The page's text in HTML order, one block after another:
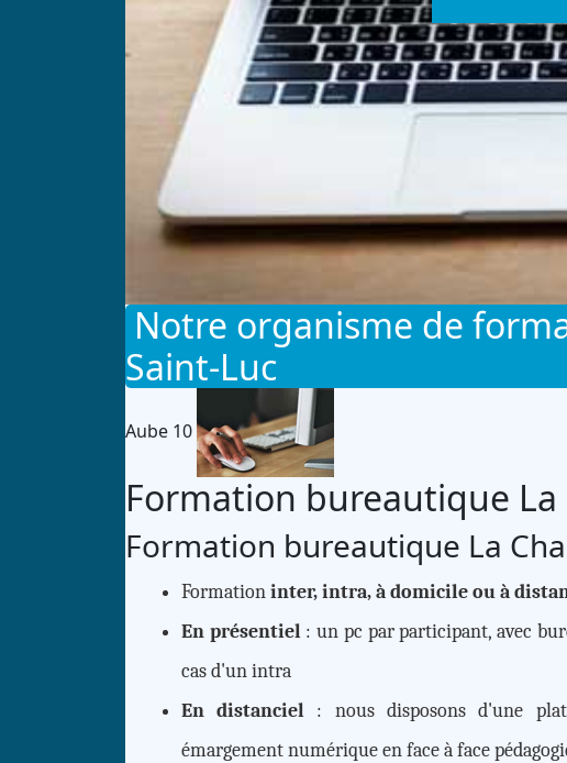
Notre organisme de
Saint-Luc
Aube 10
Formation bureautique
Formation bureautique La
Formationinter, intra, à domicile ou à
En présentiel: un pc par participant, avec
cas d'un intra
En distanciel : nous disposons d'une
émargement numérique en face à face